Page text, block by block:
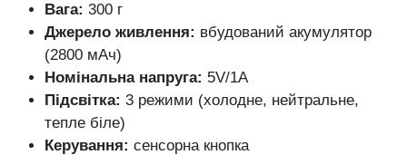
Вага: 300 г
Джерело живлення: вбудований акумулятор
(2800 мАч)
Номінальна напруга: 5V/1A
Підсвітка: 3 режими (холодне, нейтральне,
тепле біле)
Керування: сенсорна кнопка